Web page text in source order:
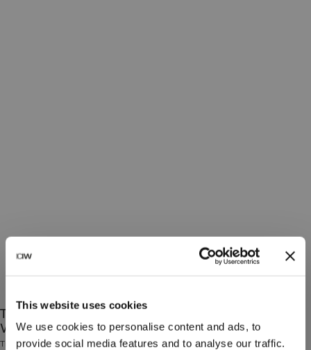
This website uses cookies
We use cookies to personalise content and ads, to
provide social media features and to analyse our traffic.
Training Socks 3-Pack Orchid/Lagoon/Pearl
White
Training Collection